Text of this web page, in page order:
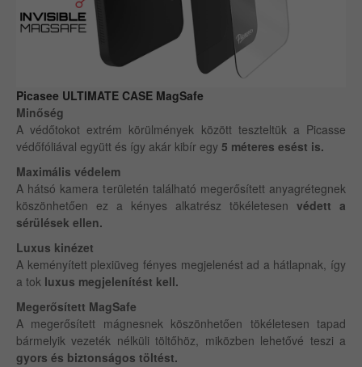
Picasee ULTIMATE CASE MagSafe
Minőség
A védőtokot extrém körülmények között teszteltük a Picasse
védőfóliával együtt és így akár kibír egy 5 méteres esést is.
Maximális védelem
A hátsó kamera területén található megerősített anyagrétegnek
köszönhetően ez a kényes alkatrész tökéletesen védett a
sérülések ellen.
Luxus kinézet
A keményített plexiüveg fényes megjelenést ad a hátlapnak, így
a tok luxus megjelenítést kell.
Megerősített MagSafe
A megerősített mágnesnek köszönhetően tökéletesen tapad
bármelyik vezeték nélküli töltőhöz, miközben lehetővé teszi a
gyors és biztonságos töltést.